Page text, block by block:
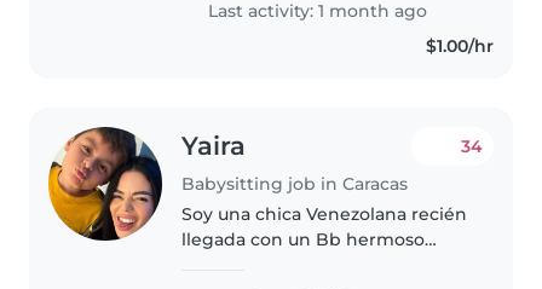
Necesitamos a alguien que se..
Last activity: 1 month ago
$1.00/hr
Yaira
Babysitting job in Caracas
34
Soy una chica Venezolana recién
llegada con un Bb hermoso